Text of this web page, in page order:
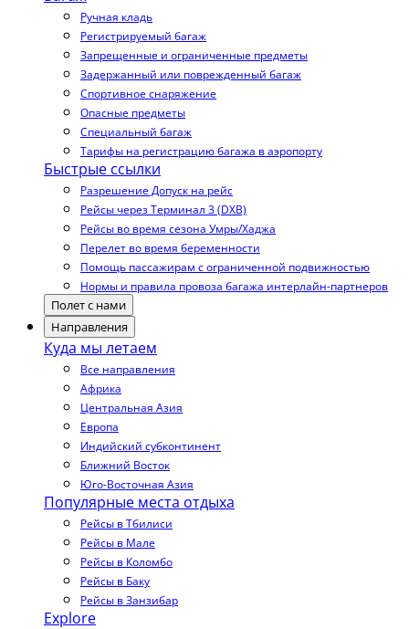
Ручная кладь
Регистрируемый багаж
Запрещенные и ограниченные предметы
Задержанный или поврежденный багаж
Спортивное снаряжение
Опасные предметы
Специальный багаж
Тарифы на регистрацию багажа в аэропорту
Быстрые ссылки
Разрешение Допуск на рейс
Рейсы через Терминал 3 (DXB)
Рейсы во время сезона Умры/Хаджа
Перелет во время беременности
Помощь пассажирам с ограниченной подвижностью
Нормы и правила провоза багажа интерлайн-партнеров
Полет с нами
Направления
Куда мы летаем
Все направления
Африка
Центральная Азия
Европа
Индийский субконтинент
Ближний Восток
Юго-Восточная Азия
Популярные места отдыха
Рейсы в Тбилиси
Рейсы в Мале
Рейсы в Коломбо
Рейсы в Баку
Рейсы в Занзибар
Explore